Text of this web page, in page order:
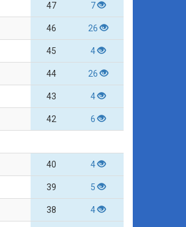
47 7
46 26
45 4
44 26
43 4
42 6
40 4
39 5
38 4